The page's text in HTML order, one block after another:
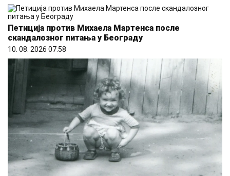
Петиција против Михаела Мартенса после
скандалозног питања у Београду
10. 08. 2026 07:58